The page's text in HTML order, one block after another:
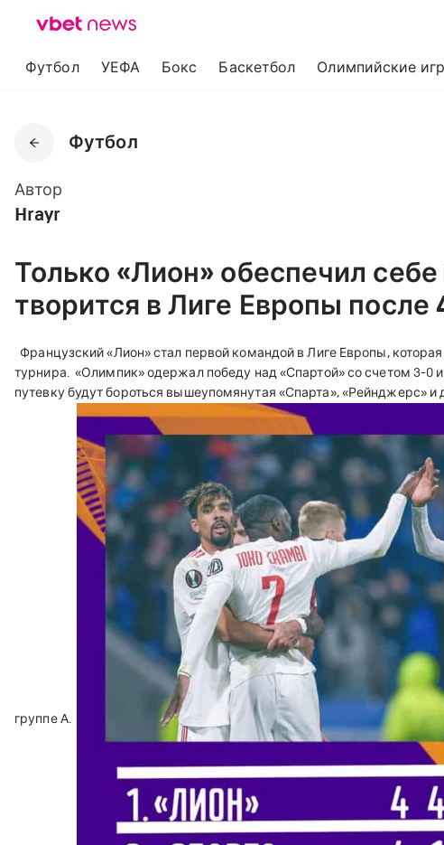
Футбол УЕФА Бокс Баскетбол Олимпийские
Футбол
Автор
Hrayr
Только «Лион» обеспечил
творится в Лиге Европы после
Французский «Лион» стал первой командой в Лиге Европы,
турнира. «Олимпик» одержал победу над «Спартой» со счетом 3-0
путевку будут бороться вышеупомянутая «Спарта», «Рейнджерс»
группе A.